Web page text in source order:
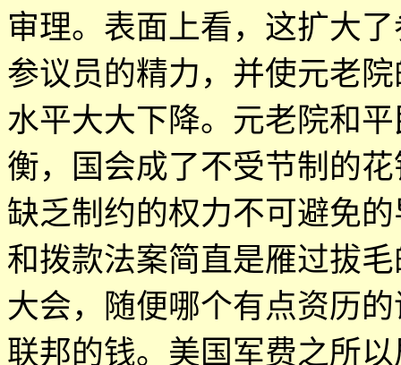
审理。表面上看，这扩大
参议员的精力，并使元老
水平大大下降。元老院和
衡，国会成了不受节制的
缺乏制约的权力不可避免
和拨款法案简直是雁过拔
大会，随便哪个有点资历
联邦的钱。美国军费之所